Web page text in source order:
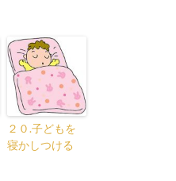
２０.子どもを
寝かしつける